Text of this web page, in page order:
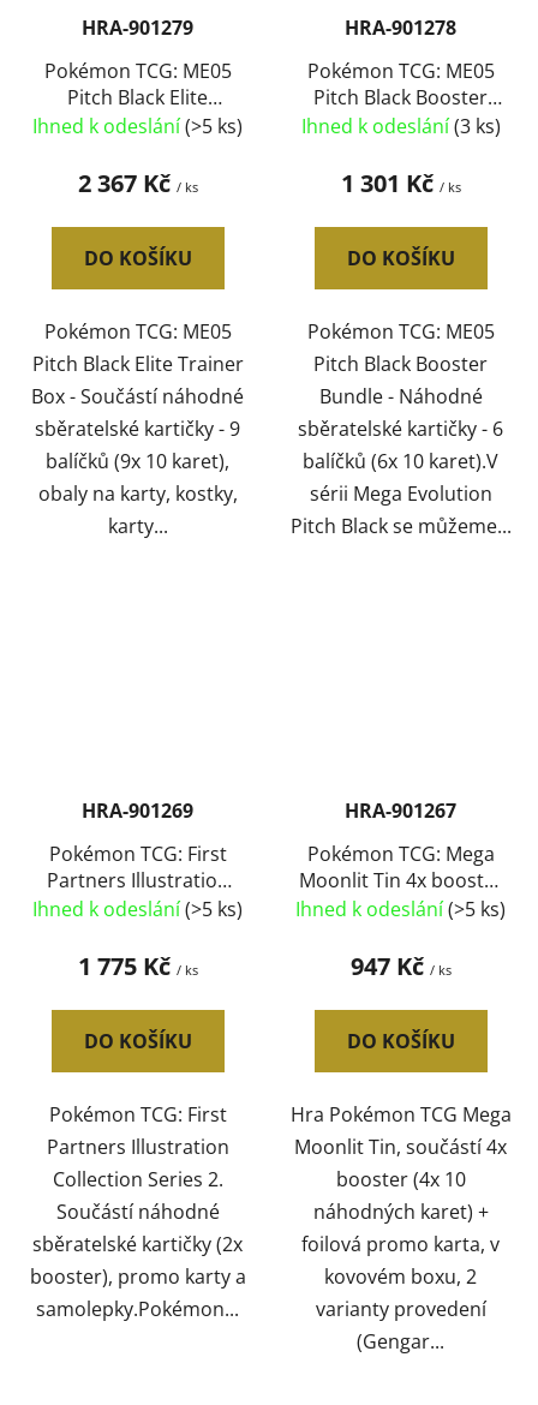
HRA-901279
Pokémon TCG: ME05
Pitch Black Elite
Trainer Box set 9x
Ihned k odeslání(>5 ks)
2 367 Kč / ks
DO KOŠÍKU
Pokémon TCG: ME05
Pitch Black Elite Trainer
Box - Součástí náhodné
sběratelské kartičky - 9
balíčků (9x 10 karet),
obaly na karty, kostky,
karty...
HRA-901278
Pokémon TCG: ME05
Pitch Black Booster
Bundle set 6x booster
Ihned k odeslání(3 ks)
1 301 Kč / ks
DO KOŠÍKU
Pokémon TCG: ME05
Pitch Black Booster
Bundle - Náhodné
sběratelské kartičky - 6
balíčků (6x 10 karet).V
sérii Mega Evolution
Pitch Black se můžeme...
HRA-901269
Pokémon TCG: First
Partners Illustration
Collection Series 2 set
Ihned k odeslání(>5 ks)
1 775 Kč / ks
DO KOŠÍKU
Pokémon TCG: First
Partners Illustration
Collection Series 2.
Součástí náhodné
sběratelské kartičky (2x
booster), promo karty a
samolepky.Pokémon...
HRA-901267
Pokémon TCG: Mega
Moonlit Tin 4x booster
kovový box 2 druhy
Ihned k odeslání(>5 ks)
947 Kč / ks
DO KOŠÍKU
Hra Pokémon TCG Mega
Moonlit Tin, součástí 4x
booster (4x 10
náhodných karet) +
foilová promo karta, v
kovovém boxu, 2
varianty provedení
(Gengar...